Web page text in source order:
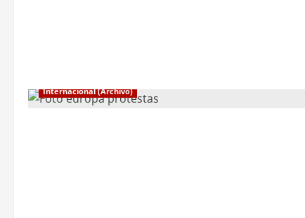
Internacional (Archivo)